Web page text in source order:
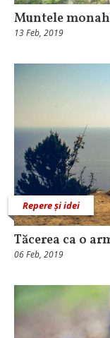
Muntele
13 Feb, 2019
Repere și idei
Tăcerea ca o
06 Feb, 2019